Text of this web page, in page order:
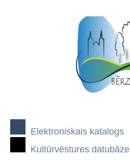
Elektroniskais katalogs
Kultūrvēstures datubāze